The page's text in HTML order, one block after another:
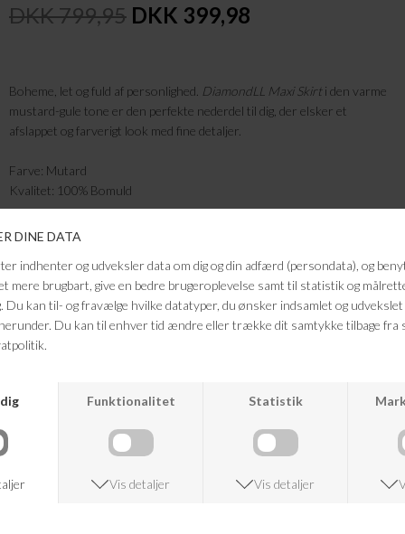
DKK 799,95 DKK 399,98
Boheme, let og fuld af personlighed. DiamondLL Maxi Skirti den varme
mustard-gule tone er den perfekte nederdel til dig, der elsker et
afslappet og farverigt look med fine detaljer.
Farve: Mutard
Kvalitet: 100% Bomuld
FRAGTFRI LEVERING
VED KØB OVER 500,-
RETURRET
14 DAGES RETURRET
ANDRE KØBTE OGSÅ